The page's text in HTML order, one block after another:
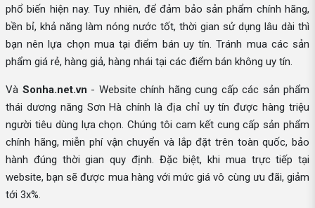
phổ biến hiện nay. Tuy nhiên, để đảm bảo sản phẩm chính hãng,
bền bỉ, khả năng làm nóng nước tốt, thời gian sử dụng lâu dài thì
bạn nên lựa chọn mua tại điểm bán uy tín. Tránh mua các sản
phẩm giá rẻ, hàng giả, hàng nhái tại các điểm bán không uy tín.
Và Sonha.net.vn - Website chính hãng cung cấp các sản phẩm
thái dương năng Sơn Hà chính là địa chỉ uy tín được hàng triệu
người tiêu dùng lựa chọn. Chúng tôi cam kết cung cấp sản phẩm
chính hãng, miễn phí vận chuyển và lắp đặt trên toàn quốc, bảo
hành đúng thời gian quy định. Đặc biệt, khi mua trực tiếp tại
website, bạn sẽ được mua hàng với mức giá vô cùng ưu đãi, giảm
tới 3x%.